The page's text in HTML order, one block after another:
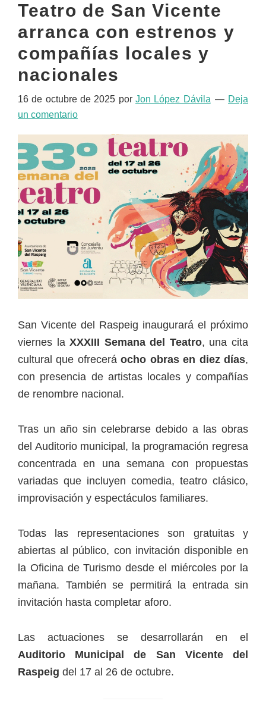
Teatro de San Vicente
arranca con estrenos y
compañías locales y
nacionales
16 de octubre de 2025 porJon López Dávila
Deja
un comentario
San Vicente del Raspeig inaugurará el próximo
viernes laXXXIII Semana del Teatro, una cita
cultural que ofreceráocho obras en diez días,
con presencia de artistas locales y compañías
de renombre nacional.
Tras un año sin celebrarse debido a las obras
del Auditorio municipal, la programación regresa
concentrada en una semana con propuestas
variadas que incluyen comedia, teatro clásico,
improvisación y espectáculos familiares.
Todas las representaciones son gratuitas y
abiertas al público, con invitación disponible en
la Oficina de Turismo desde el miércoles por la
mañana. También se permitirá la entrada sin
invitación hasta completar aforo.
Las actuaciones se desarrollarán en el
Auditorio Municipal de San Vicente del
Raspeig del 17 al 26 de octubre.